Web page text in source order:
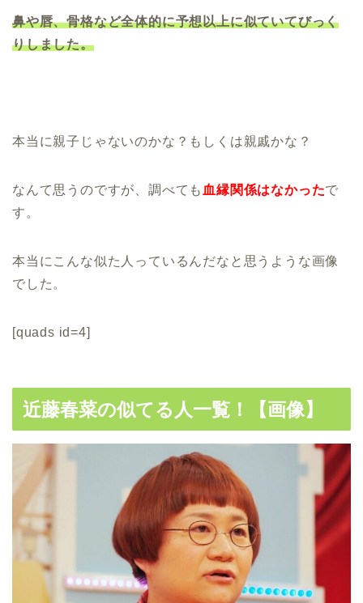
鼻や唇、骨格など全体的に予想以上に似ていてびっく
りしました。
本当に親子じゃないのかな？もしくは親戚かな？
なんて思うのですが、調べても 血縁関係はなかったで
す。
本当にこんな似た人っているんだなと思うような画像
でした。
[quads id=4]
近藤春菜の似てる人一覧！【画像】